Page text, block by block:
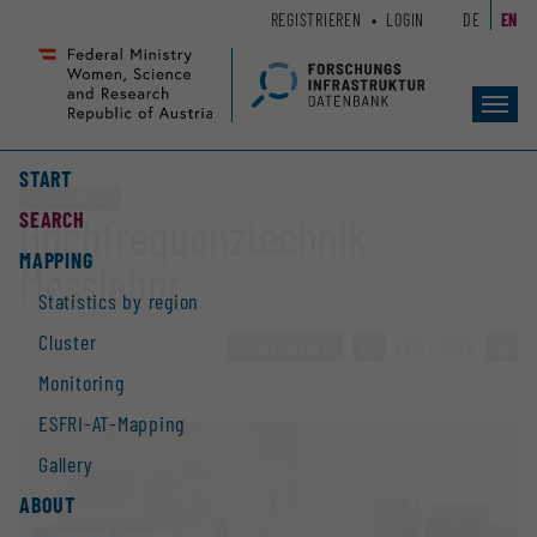
Seiteninhalt
Accesskey
Hauptnavigation
Accesskey
START
SEARCH
MAPPING
Statistics by region
Cluster
Monitoring
ESFRI-AT-Mapping
Gallery
ABOUT
REGISTRIEREN LOGIN DE EN
Hochfrequenztechnik
Messlabor